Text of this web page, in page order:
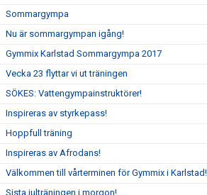
Sommargympa
Nu är sommargympan igång!
Gymmix Karlstad Sommargympa 2017
Vecka 23 flyttar vi ut träningen
SÖKES: Vattengympainstruktörer!
Inspireras av styrkepass!
Hoppfull träning
Inspireras av Afrodans!
Välkommen till vårterminen för Gymmix i Karlstad!
Sista julträningen i morgon!